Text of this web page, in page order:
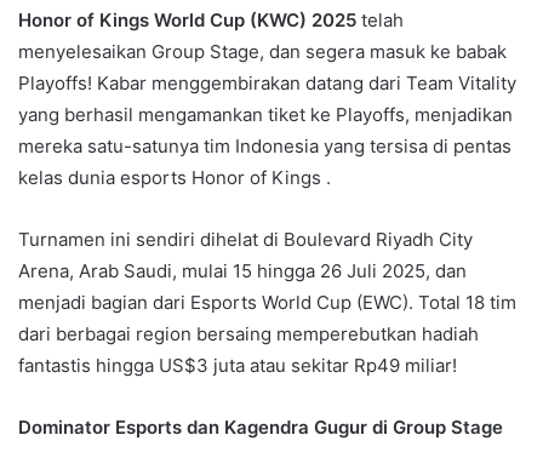
Honor of Kings World Cup (KWC) 2025 telah
menyelesaikan Group Stage, dan segera masuk ke babak
Playoffs! Kabar menggembirakan datang dari Team Vitality
yang berhasil mengamankan tiket ke Playoffs, menjadikan
mereka satu-satunya tim Indonesia yang tersisa di pentas
kelas dunia esports Honor of Kings .
Turnamen ini sendiri dihelat di Boulevard Riyadh City
Arena, Arab Saudi, mulai 15 hingga 26 Juli 2025, dan
menjadi bagian dari Esports World Cup (EWC). Total 18 tim
dari berbagai region bersaing memperebutkan hadiah
fantastis hingga US$3 juta atau sekitar Rp49 miliar!
Dominator Esports dan Kagendra Gugur di Group Stage